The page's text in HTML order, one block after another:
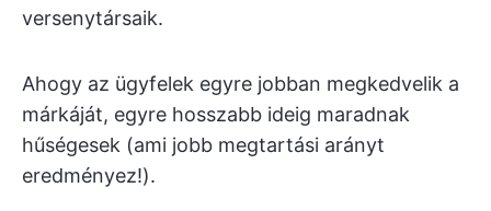
versenytársaik.
Ahogy az ügyfelek egyre jobban megkedvelik a
márkáját, egyre hosszabb ideig maradnak
hűségesek (ami jobb megtartási arányt
eredményez!).